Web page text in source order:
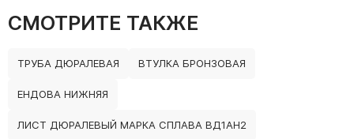
СМОТРИТЕ ТАКЖЕ
ТРУБА ДЮРАЛЕВАЯ ВТУЛКА БРОНЗОВАЯ
ЕНДОВА НИЖНЯЯ
ЛИСТ ДЮРАЛЕВЫЙ МАРКА СПЛАВА ВД1АН2